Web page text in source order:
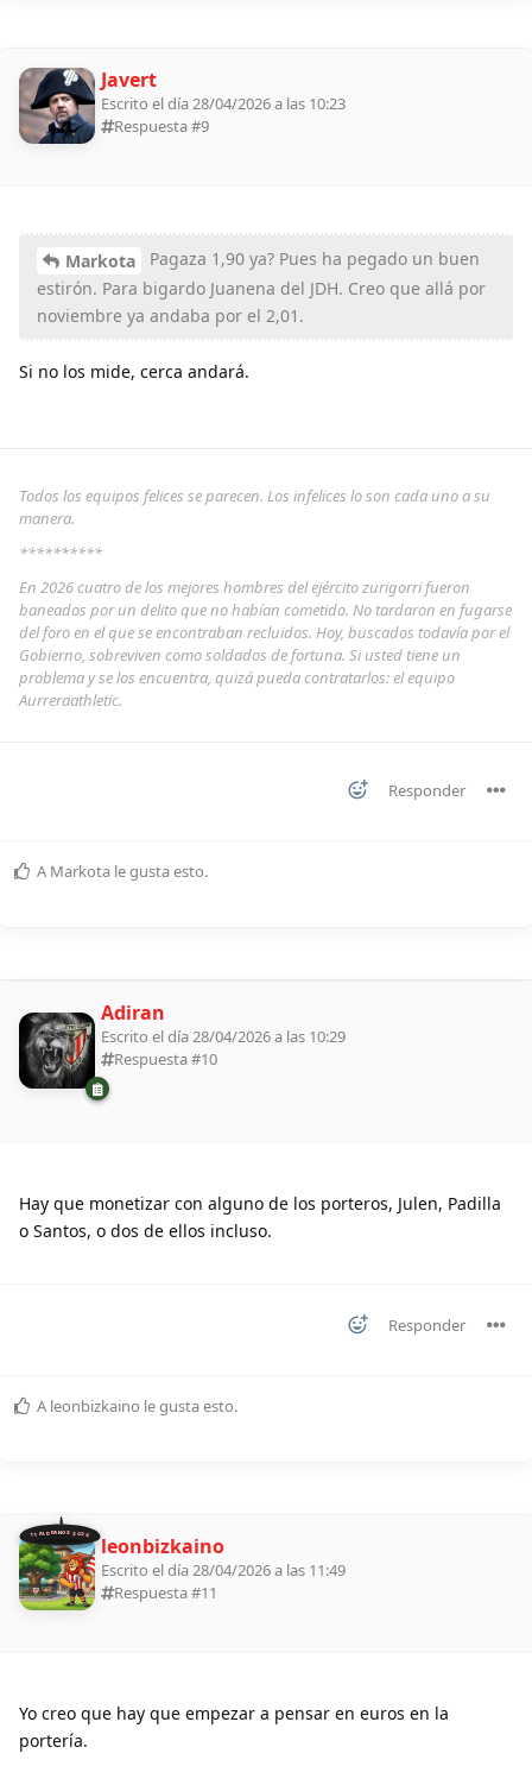
Javert
Escrito el día 28/04/2026 a las 10:23
Respuesta #9
Markota
Pagaza 1,90 ya? Pues ha pegado un buen
estirón. Para bigardo Juanena del JDH. Creo que allá por
noviembre ya andaba por el 2,01.
Si no los mide, cerca andará.
Todos los equipos felices se parecen. Los infelices lo son cada uno a su
manera.
**********
En 2026 cuatro de los mejores hombres del ejército zurigorri fueron
baneados por un delito que no habían cometido. No tardaron en fugarse
del foro en el que se encontraban recluidos. Hoy, buscados todavía por el
Gobierno, sobreviven como soldados de fortuna. Si usted tiene un
problema y se los encuentra, quizá pueda contratarlos: el equipo
Aurreraathletic.
Responder
A Markota le gusta esto.
Adiran
Escrito el día 28/04/2026 a las 10:29
Respuesta #10
Hay que monetizar con alguno de los porteros, Julen, Padilla
o Santos, o dos de ellos incluso.
Responder
A leonbizkaino le gusta esto.
11 ALDEANOS 2026 leonbizkaino
Escrito el día 28/04/2026 a las 11:49
Respuesta #11
Yo creo que hay que empezar a pensar en euros en la
portería.